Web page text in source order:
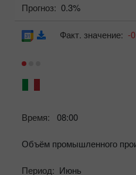
Прогноз: 0.3%
Время: 08:00
Объём промышленного
Период: Июнь
Факт. значение: -